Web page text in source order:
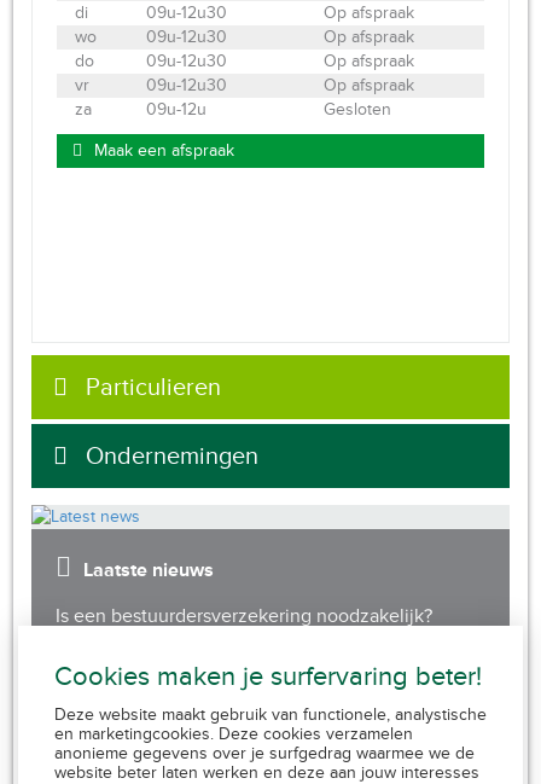
di
09u-12u30
Op afspraak
wo
09u-12u30
Op afspraak
do
09u-12u30
Op afspraak
vr
09u-12u30
Op afspraak
za
09u-12u
Gesloten
Maak een afspraak
Particulieren
Ondernemingen
Laatste nieuws
Is een bestuurdersverzekering noodzakelijk?
FSMA 109320 A-cB
RPR 0839.829.859
AssurMiFID gedragsregels
Cookies maken je surfervaring beter!
Deze website maakt gebruik van functionele, analystische
en marketingcookies. Deze cookies verzamelen
anonieme gegevens over je surfgedrag waarmee we de
website beter laten werken en deze aan jouw interesses